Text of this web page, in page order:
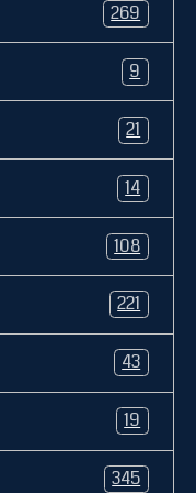
269
9
21
14
108
221
43
19
345